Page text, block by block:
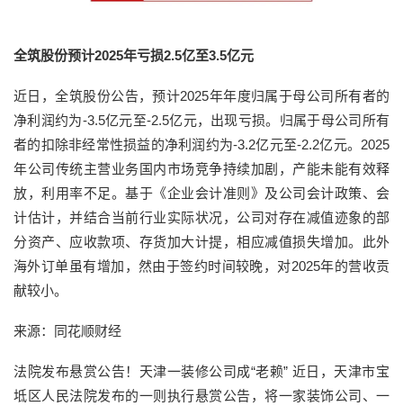
全筑股份预计2025年亏损2.5亿至3.5亿元
近日，全筑股份公告，预计2025年年度归属于母公司所有者的
净利润约为-3.5亿元至-2.5亿元，出现亏损。归属于母公司所有
者的扣除非经常性损益的净利润约为-3.2亿元至-2.2亿元。2025
年公司传统主营业务国内市场竞争持续加剧，产能未能有效释
放，利用率不足。基于《企业会计准则》及公司会计政策、会
计估计，并结合当前行业实际状况，公司对存在减值迹象的部
分资产、应收款项、存货加大计提，相应减值损失增加。此外
海外订单虽有增加，然由于签约时间较晚，对2025年的营收贡
献较小。
来源：同花顺财经
法院发布悬赏公告！天津一装修公司成“老赖” 近日，天津市宝
坻区人民法院发布的一则执行悬赏公告，将一家装饰公司、一